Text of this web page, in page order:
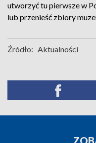
utworzyć tu pierwsze w
lub przenieść zbiory
Źródło: Aktualności